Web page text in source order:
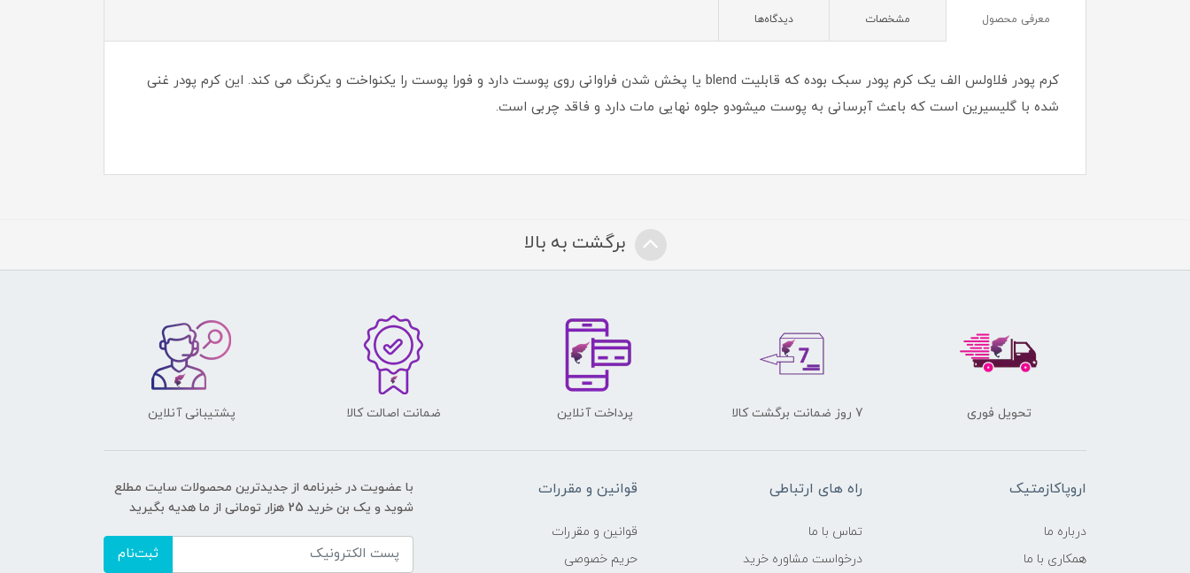
معرفی محصول مشخصات دیدگاه‌ها
کرم پودر فلاولس الف یک کرم پودر سبک بوده که قابلیت blend یا پخش شدن فراوانی روی پوست دارد و فورا پوست را یکنواخت و یکرنگ می کند. این کرم پودر غنی
شده با گلیسیرین است که باعث آبرسانی به پوست میشودو جلوه نهایی مات دارد و فاقد چربی است.
برگشت به بالا
تحویل فوری 7 روز ضمانت برگشت کالا پرداخت آنلاین ضمانت اصالت کالا پشتیبانی آنلاین
اروپاکازمتیک
درباره ما
همکاری با ما
راه های ارتباطی
تماس با ما
درخواست مشاوره خرید
قوانین و مقررات
قوانین و مقررات
حریم خصوصی
با عضویت در خبرنامه از جدیدترین محصولات سایت مطلع
شوید و یک بن خرید 25 هزار تومانی از ما هدیه بگیرید
ثبت‌نام